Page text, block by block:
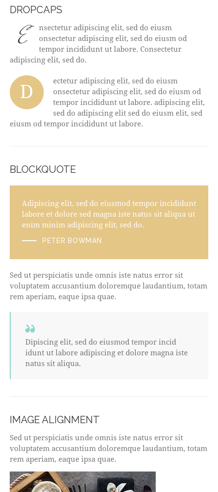
DROPCAPS
E
nsectetur adipiscing elit, sed do eiusm
onsectetur adipiscing elit, sed do eiusm od
tempor incididunt ut labore. Consectetur
adipiscing elit, sed do.
D
ectetur adipiscing elit, sed do eiusm
onsectetur adipiscing elit, sed do eiusm od
tempor incididunt ut labore. adipiscing elit,
sed do adipiscing elit sed do eiusm elit, sed
eiusm od tempor incididunt ut labore.
BLOCKQUOTE
Adipiscing elit, sed do eiusmod tempor incididunt
labore et dolore sed magna iste natus sit aliqua ut
enim minim adipiscing elit, sed do.
PETER BOWMAN
Sed ut perspiciatis unde omnis iste natus error sit
voluptatem accusantium doloremque laudantium, totam
rem aperiam, eaque ipsa quae.
Dipiscing elit, sed do eiusmod tempor incid
idunt ut labore adipiscing et dolore magna iste
natus sit aliqua.
IMAGE ALIGNMENT
Sed ut perspiciatis unde omnis iste natus error sit
voluptatem accusantium doloremque laudantium, totam
rem aperiam, eaque ipsa quae.